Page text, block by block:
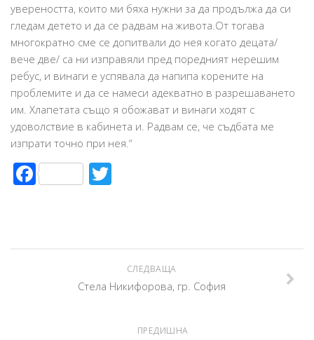
Публикации
Фази и кризи в детското развитие
Взаимоотношения
Детските хистерии
Адаптация към детска градина, училище или нова среда.
Тийнейджърите-как да ги обичаме
Страхове и техники за преодоляване
Как да?…Полезно за родителите
Вдъхновяващи истории
увереността, които ми бяха нужни за да продължа да си
гледам детето и да се радвам на живота.От тогава
многократно сме се допитвали до нея когато децата/
вече две/ са ни изправяли пред поредният нерешим
ребус, и винаги е успявала да напипа корените на
проблемите и да се намеси адекватно в разрешаването
им. Хлапетата също я обожават и винаги ходят с
удоволствие в кабинета и. Радвам се, че съдбата ме
изпрати точно при нея.“
Facebook
СЛЕДВАЩА
Стела Никифорова, гр. София
ПРЕДИШНА